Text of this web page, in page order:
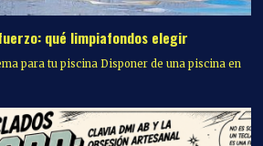
qué limpiafondos elegir
para tu piscina Disponer de una piscina en